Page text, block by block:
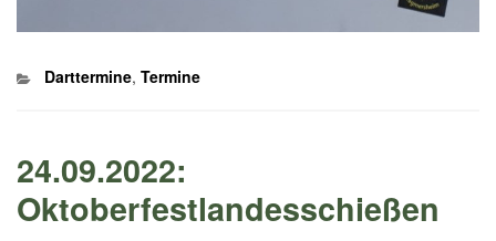
Kategorien
Darttermine, Termine
24.09.2022:
Oktoberfestlandesschießen